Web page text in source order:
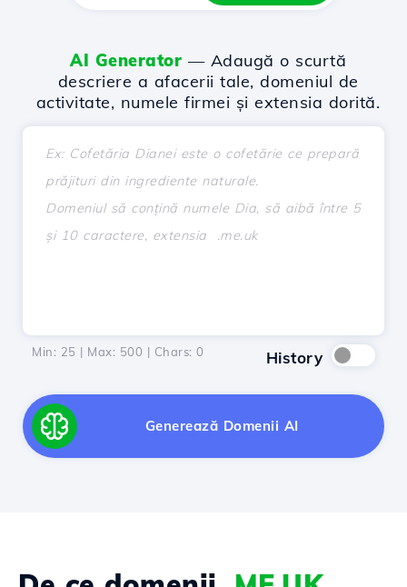
AI Generator — Adaugă o scurtă
descriere a afacerii tale, domeniul de
activitate, numele firmei și extensia dorită.
Min: 25 | Max: 500 | Chars: 0 History
Generează Domenii AI